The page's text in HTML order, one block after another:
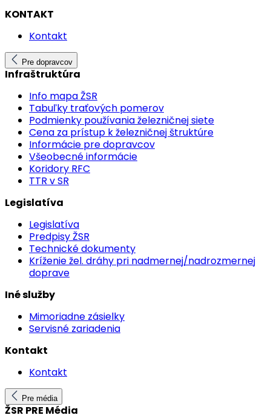
KONTAKT
Kontakt
Pre dopravcov
Infraštruktúra
Info mapa ŽSR
Tabuľky traťových pomerov
Podmienky používania železničnej siete
Cena za prístup k železničnej štruktúre
Informácie pre dopravcov
Všeobecné informácie
Koridory RFC
TTR v SR
Legislatíva
Legislatíva
Predpisy ŽSR
Technické dokumenty
Kríženie žel. dráhy pri nadmernej/nadrozmernej
doprave
Iné služby
Mimoriadne zásielky
Servisné zariadenia
Kontakt
Kontakt
Pre média
ŽSR PRE Média